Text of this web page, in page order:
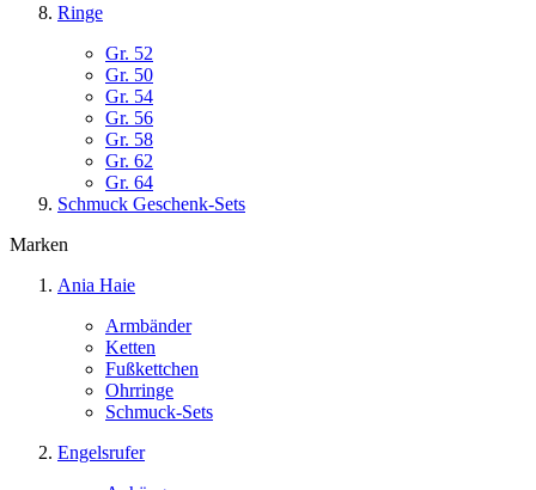
Ringe
Gr. 52
Gr. 50
Gr. 54
Gr. 56
Gr. 58
Gr. 62
Gr. 64
Schmuck Geschenk-Sets
Marken
Ania Haie
Armbänder
Ketten
Fußkettchen
Ohrringe
Schmuck-Sets
Engelsrufer